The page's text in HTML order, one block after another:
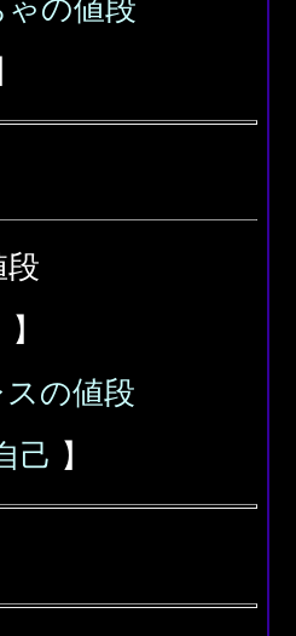
の値段
段
】
の値段
己 】